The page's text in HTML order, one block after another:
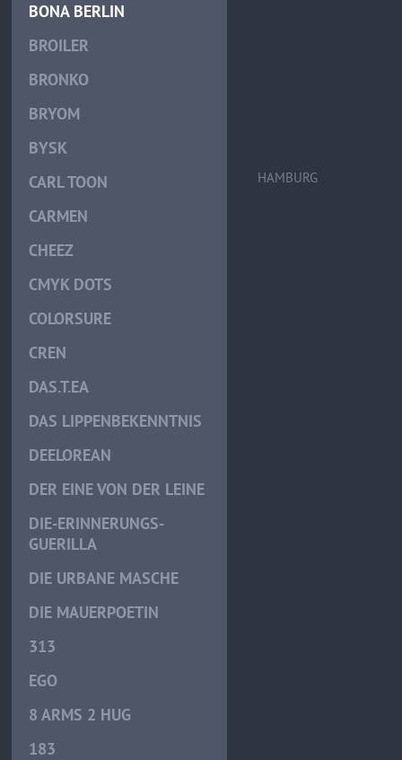
BONA BERLIN
BROILER
BRONKO
BRYOM
BYSK
CARL TOON
CARMEN
CHEEZ
CMYK DOTS
COLORSURE
CREN
DAS.T.EA
DAS LIPPENBEKENNTNIS
DEELOREAN
DER EINE VON DER LEINE
DIE-ERINNERUNGS-
GUERILLA
DIE URBANE MASCHE
DIE MAUERPOETIN
313
EGO
8 ARMS 2 HUG
183
HAMBURG